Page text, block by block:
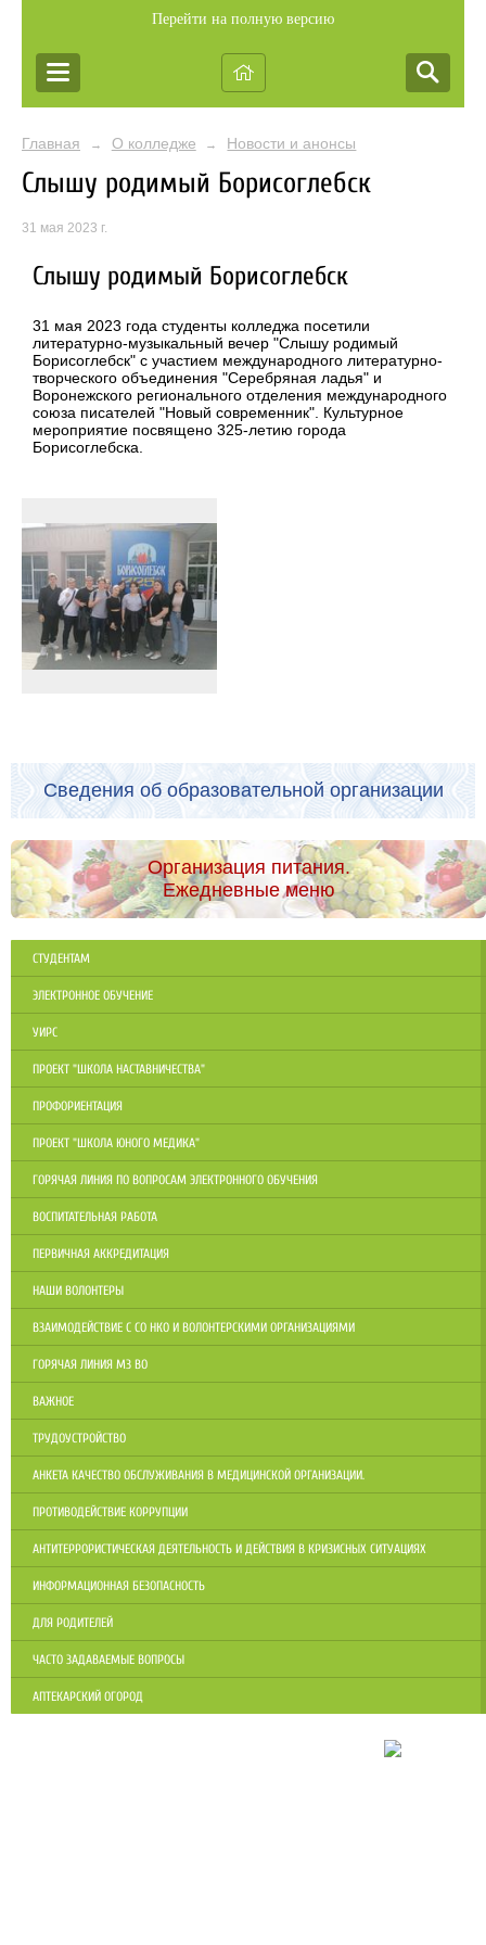
Перейти на полную версию
Главная → О колледже → Новости и анонсы
Слышу родимый Борисоглебск
31 мая 2023 г.
Слышу родимый Борисоглебск
31 мая 2023 года студенты колледжа посетили
литературно-музыкальный вечер "Слышу родимый
Борисоглебск" с участием международного литературно-
творческого объединения "Серебряная ладья" и
Воронежского регионального отделения международного
союза писателей "Новый современник". Культурное
мероприятие посвящено 325-летию города
Борисоглебска.
Сведения об образовательной организации
Организация питания.
Ежедневные меню
СТУДЕНТАМ
ЭЛЕКТРОННОЕ ОБУЧЕНИЕ
УИРС
ПРОЕКТ "ШКОЛА НАСТАВНИЧЕСТВА"
ПРОФОРИЕНТАЦИЯ
ПРОЕКТ "ШКОЛА ЮНОГО МЕДИКА"
ГОРЯЧАЯ ЛИНИЯ ПО ВОПРОСАМ ЭЛЕКТРОННОГО ОБУЧЕНИЯ
ВОСПИТАТЕЛЬНАЯ РАБОТА
ПЕРВИЧНАЯ АККРЕДИТАЦИЯ
НАШИ ВОЛОНТЕРЫ
ВЗАИМОДЕЙСТВИЕ С СО НКО И ВОЛОНТЕРСКИМИ ОРГАНИЗАЦИЯМИ
ГОРЯЧАЯ ЛИНИЯ МЗ ВО
ВАЖНОЕ
ТРУДОУСТРОЙСТВО
АНКЕТА КАЧЕСТВО ОБСЛУЖИВАНИЯ В МЕДИЦИНСКОЙ ОРГАНИЗАЦИИ.
ПРОТИВОДЕЙСТВИЕ КОРРУПЦИИ
АНТИТЕРРОРИСТИЧЕСКАЯ ДЕЯТЕЛЬНОСТЬ И ДЕЙСТВИЯ В КРИЗИСНЫХ СИТУАЦИЯХ
ИНФОРМАЦИОННАЯ БЕЗОПАСНОСТЬ
ДЛЯ РОДИТЕЛЕЙ
ЧАСТО ЗАДАВАЕМЫЕ ВОПРОСЫ
АПТЕКАРСКИЙ ОГОРОД